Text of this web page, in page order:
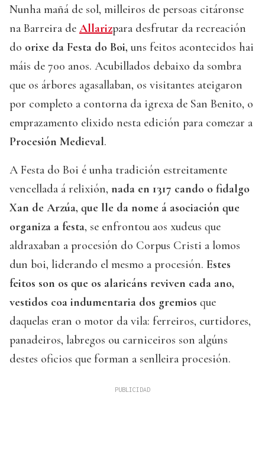
Nunha mañá de sol, milleiros de persoas citáronse
na Barreira de Allarizpara desfrutar da recreación
do orixe da Festa do Boi, uns feitos acontecidos hai
máis de 700 anos. Acubillados debaixo da sombra
que os árbores agasallaban, os visitantes ateigaron
por completo a contorna da igrexa de San Benito, o
emprazamento elixido nesta edición para comezar a
Procesión Medieval.
A Festa do Boi é unha tradición estreitamente
vencellada á relixión, nada en 1317 cando o fidalgo
Xan de Arzúa, que lle da nome á asociación que
organiza a festa, se enfrontou aos xudeus que
aldraxaban a procesión do Corpus Cristi a lomos
dun boi, liderando el mesmo a procesión. Estes
feitos son os que os alaricáns reviven cada ano,
vestidos coa indumentaria dos gremios que
daquelas eran o motor da vila: ferreiros, curtidores,
panadeiros, labregos ou carniceiros son algúns
destes oficios que forman a senlleira procesión.